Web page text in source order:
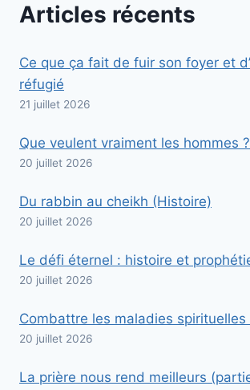
Articles récents
Ce que ça fait de fuir son foyer et
réfugié
21 juillet 2026
Que veulent vraiment les hommes ?
20 juillet 2026
Du rabbin au cheikh (Histoire)
20 juillet 2026
Le défi éternel : histoire et
20 juillet 2026
Combattre les maladies
20 juillet 2026
La prière nous rend meilleurs